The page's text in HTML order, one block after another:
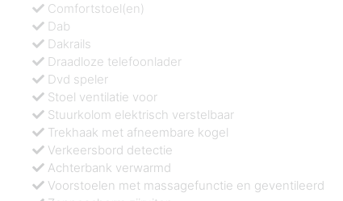
Comfortstoel(en)
Dab
Dakrails
Draadloze telefoonlader
Dvd speler
Stoel ventilatie voor
Stuurkolom elektrisch verstelbaar
Trekhaak met afneembare kogel
Verkeersbord detectie
Achterbank verwarmd
Voorstoelen met massagefunctie en geventileerd